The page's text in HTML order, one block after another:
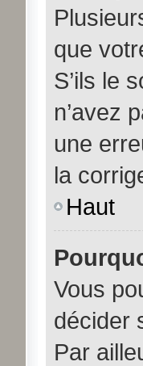
que
S’ils le
n’avez
une
la
Haut
Vous
décider
Par